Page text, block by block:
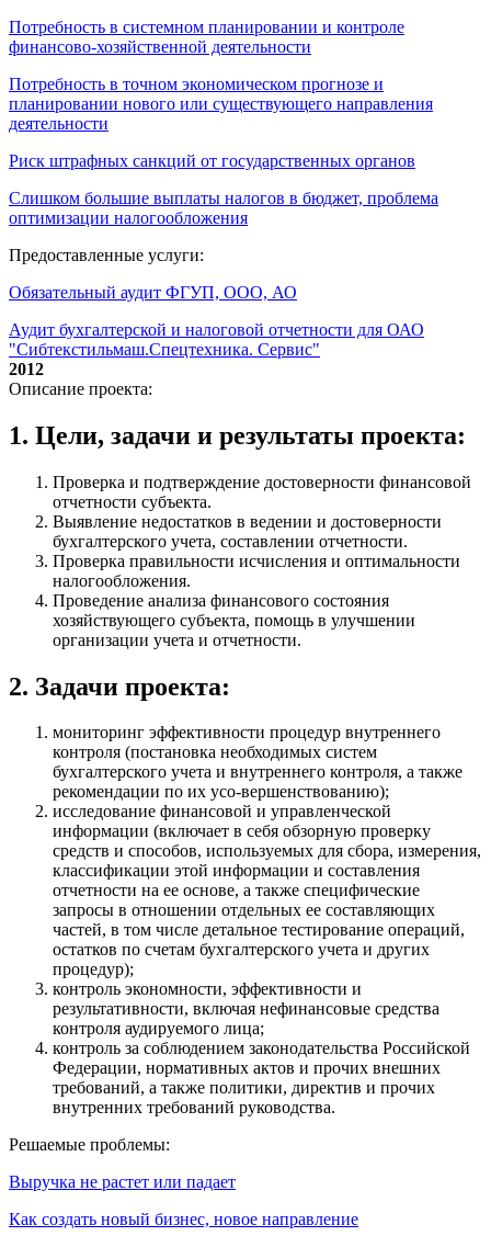
Потребность в системном планировании и контроле
финансово-хозяйственной деятельности
Потребность в точном экономическом прогнозе и
планировании нового или существующего направления
деятельности
Риск штрафных санкций от государственных органов
Слишком большие выплаты налогов в бюджет, проблема
оптимизации налогообложения
Предоставленные услуги:
Обязательный аудит ФГУП, ООО, АО
Аудит бухгалтерской и налоговой отчетности для ОАО
"Сибтекстильмаш.Спецтехника. Сервис"
2012
Описание проекта:
1. Цели, задачи и результаты проекта:
Проверка и подтверждение достоверности финансовой
отчетности субъекта.
Выявление недостатков в ведении и достоверности
бухгалтерского учета, составлении отчетности.
Проверка правильности исчисления и оптимальности
налогообложения.
Проведение анализа финансового состояния
хозяйствующего субъекта, помощь в улучшении
организации учета и отчетности.
2. Задачи проекта:
мониторинг эффективности процедур внутреннего
контроля (постановка необходимых систем
бухгалтерского учета и внутреннего контроля, а также
рекомендации по их усо-вершенствованию);
исследование финансовой и управленческой
информации (включает в себя обзорную проверку
средств и способов, используемых для сбора, измерения,
классификации этой информации и составления
отчетности на ее основе, а также специфические
запросы в отношении отдельных ее составляющих
частей, в том числе детальное тестирование операций,
остатков по счетам бухгалтерского учета и других
процедур);
контроль экономности, эффективности и
результативности, включая нефинансовые средства
контроля аудируемого лица;
контроль за соблюдением законодательства Российской
Федерации, нормативных актов и прочих внешних
требований, а также политики, директив и прочих
внутренних требований руководства.
Решаемые проблемы:
Выручка не растет или падает
Как создать новый бизнес, новое направление